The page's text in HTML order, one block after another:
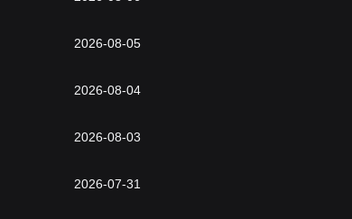
2026-08-05
2026-08-04
2026-08-03
2026-07-31